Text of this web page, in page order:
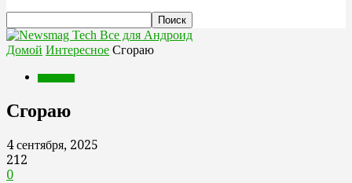
Все для Андроид
Домой Интересное Сгораю
Сгораю
4 сентября, 2025
212
0